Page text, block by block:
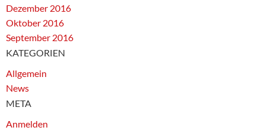
Dezember 2016
Oktober 2016
September 2016
KATEGORIEN
Allgemein
News
META
Anmelden